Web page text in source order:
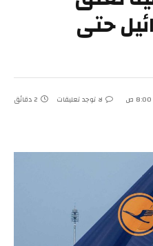
حتى
لا توجد تعليقات 2 دقائق